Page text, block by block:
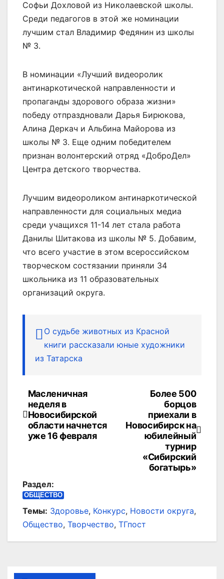
Софьи Дохловой из Николаевской школы.
Среди педагогов в этой же номинации
лучшим стал Владимир Федянин из школы
№ 3.
В номинации «Лучший видеоролик
антинаркотической направленности и
пропаганды здорового образа жизни»
победу отпраздновали Дарья Бирюкова,
Алина Деркач и Альбина Майорова из
школы № 3. Еще одним победителем
признан волонтерский отряд «ДоброДел»
Центра детского творчества.
Лучшим видеороликом антинаркотической
направленности для социальных медиа
среди учащихся 11-14 лет стала работа
Данилы Шитакова из школы № 5. Добавим,
что всего участие в этом всероссийском
творческом состязании приняли 34
школьника из 11 образовательных
организаций округа.
О судьбе животных из Красной
книги рассказали юные художники
из Татарска
Навигация
по
записям
Более 500
борцов
приехали в
Новосибирск на
юбилейный
турнир
«Сибирский
богатырь»
Масленичная
неделя в
Новосибирской
области начнется
уже 16 февраля
Раздел:
ОБЩЕСТВО
Темы: Здоровье, Конкурс, Новости округа,
Общество, Творчество, ТГпост